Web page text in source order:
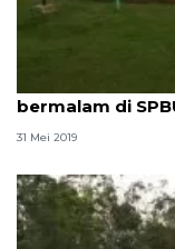
Para pemudik
bermalam di
31 Mei 2019